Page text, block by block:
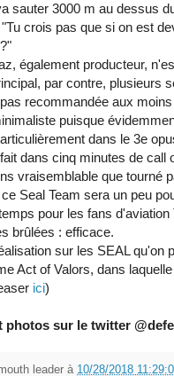
sauter 3000 m au dessus
crois pas que si on est
également producteur,
par contre, plusieurs
recommandée aux
puisque
dans le 3e
dans cinq minutes de call
vraisemblable que tourné
Seal Team sera un peu
pour les fans
brûlées : efficace.
sur les SEAL qu'on
Act of Valors, dans
ici)
photos sur le twitter
leader à 10/28/2018